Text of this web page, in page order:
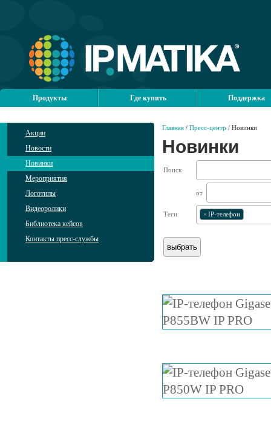
Продукты Где купить Поддержка
Акции
Новости
Новинки
Мероприятия
Логотипы
Видеоролики
Библиотека кейсов
Контакты пресс-службы
Главная / Пресс-центр / Новинки
Новинки
Поиск
от
Теги × IP-телефон